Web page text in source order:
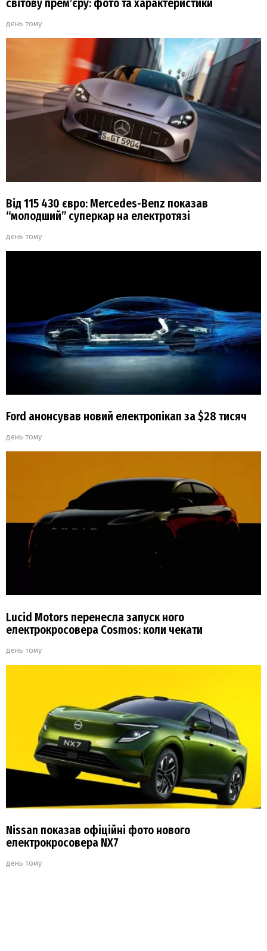
світову прем’єру: фото та характеристики
день тому
Від 115 430 євро: Mercedes-Benz показав
“молодший” суперкар на електротязі
день тому
Ford анонсував новий електропікап за $28 тисяч
день тому
Lucid Motors перенесла запуск ного
електрокросовера Cosmos: коли чекати
день тому
Nissan показав офіційні фото нового
електрокросовера NX7
день тому